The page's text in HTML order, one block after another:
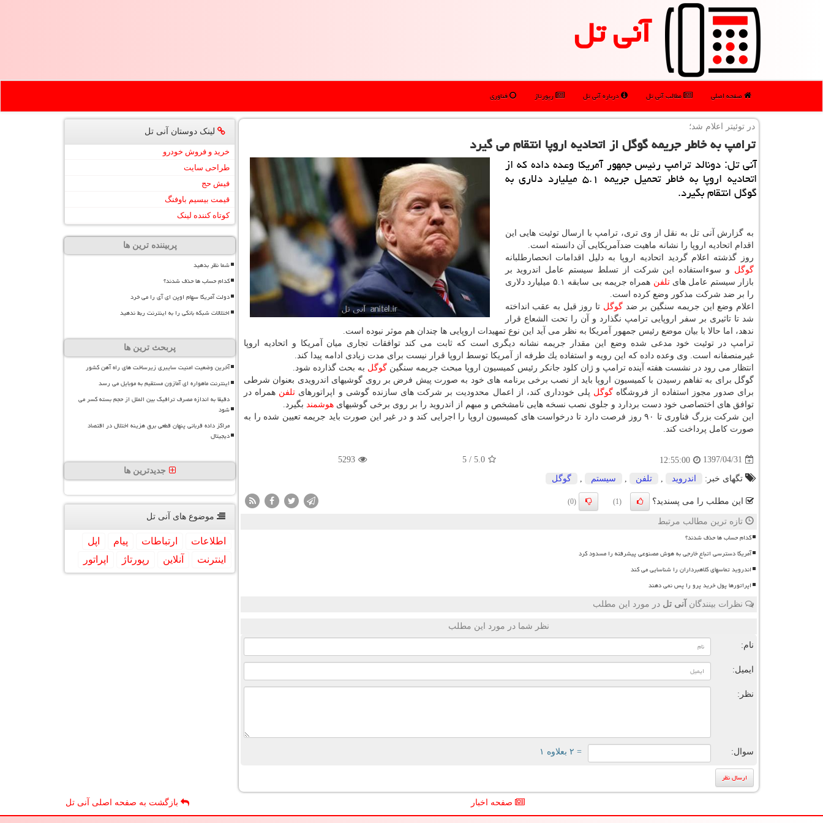
آنی تل
صفحه اصلی مطالب آنی تل درباره آنی تل رپورتاژ فناوری
در توئیتر اعلام شد؛
ترامپ به خاطر جریمه گوگل از اتحادیه اروپا انتقام می گیرد
آنی تل: دونالد ترامپ رئیس جمهور آمریكا وعده داده كه از
اتحادیه اروپا به خاطر تحمیل جریمه ۵.۱ میلیارد دلاری به
گوگل انتقام بگیرد.
به گزارش آنی تل به نقل از وی تری، ترامپ با ارسال توئیت هایی این
اقدام اتحادیه اروپا را نشانه ماهیت ضدآمریكایی آن دانسته است.
روز گذشته اعلام گردید اتحادیه اروپا به دلیل اقدامات انحصارطلبانه
گوگل و سوءاستفاده این شركت از تسلط سیستم عامل اندروید بر
بازار سیستم عامل هایتلفن
همراه جریمه بی سابقه ۵.۱ میلیارد دلاری
را بر ضد شركت مذكور وضع كرده است.
اعلام وضع این جریمه سنگین بر ضدگوگل تا روز قبل به عقب انداخته
شد تا تاثیری بر سفر اروپایی ترامپ نگذارد و آن را تحت الشعاع قرار
ندهد، اما حالا با بیان موضع رئیس جمهور آمریكا به نظر می آید این نوع تمهیدات اروپایی ها چندان هم موثر نبوده است.
ترامپ در توئیت خود مدعی شده وضع این مقدار جریمه نشانه دیگری است كه ثابت می كند توافقات تجاری میان آمریكا و اتحادیه اروپا
غیرمنصفانه است. وی وعده داده كه این رویه و استفاده یك طرفه از آمریكا توسط اروپا قرار نیست برای مدت زیادی ادامه پیدا كند.
انتظار می رود در نشست هفته آینده ترامپ و ژان كلود جانكر رئیس كمیسیون اروپا مبحث جریمه سنگین گوگل به بحث گذارده شود.
گوگل برای به تفاهم رسیدن با كمیسیون اروپا باید از نصب برخی برنامه های خود به صورت پیش فرض بر روی گوشیهای اندرویدی بعنوان شرطی
برای صدور مجوز استفاده از فروشگاه گوگل پلی خودداری كند، از اعمال محدودیت بر شركت های سازنده گوشی و اپراتورهای تلفن همراه در
توافق های اختصاصی خود دست بردارد و جلوی نصب نسخه هایی نامشخص و مبهم از اندروید را بر روی برخی گوشیهای هوشمند بگیرد.
این شركت بزرگ فناوری تا ۹۰ روز فرصت دارد تا درخواست های كمیسیون اروپا را اجرایی كند و در غیر این صورت باید جریمه تعیین شده را به
صورت كامل پرداخت كند.
1397/04/31
12:55:00
5.0
/
5
5293
تگهای خبر: اندروید تلفن سیستم گوگل
این مطلب را می پسندید؟ (1)
(0)
تازه ترین مطالب مرتبط
کدام حساب ها حذف شدند؟
آمریکا دسترسی اتباع خارجی به هوش مصنوعی پیشرفته را مسدود کرد
اندروید تماسهای کلاهبرداران را شناسایی می کند
اپراتورها پول خرید پرو را پس نمی دهند
نظرات بینندگان آنی تل در مورد این مطلب
نظر شما در مورد این مطلب
نام:
ایمیل:
نظر:
سوال: = ۲ بعلاوه ۱
لینک دوستان آنی تل
خرید و فروش خودرو
طراحی سایت
فیش حج
قیمت بیسیم باوفنگ
کوتاه کننده لینک
پربیننده ترین ها
شما نظر بدهید
کدام حساب ها حذف شدند؟
دولت آمریکا سهام اوپن ای آی را می خرد
اختلالات شبکه بانکی را به اینترنت ربط ندهید
پربحث ترین ها
آخرین وضعیت امنیت سایبری زیرساخت های راه آهن کشور
اینترنت ماهواره ای آمازون مستقیم به موبایل می رسد
دقیقا به اندازه مصرف ترافیک بین الملل از حجم بسته کسر می
شود
مراکز داده قربانی پنهان قطعی برق هزینه اختلال در اقتصاد
دیجیتال
جدیدترین ها
موضوع های آنی تل
اطلاعات ارتباطات پیام
اپل
اینترنت
آنلاین رپورتاژ اپراتور
صفحه اخبار بازگشت به صفحه اصلی آنی تل